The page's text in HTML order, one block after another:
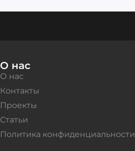
О нас
О нас
Контакты
Проекты
Статьи
Политика конфиденциальности